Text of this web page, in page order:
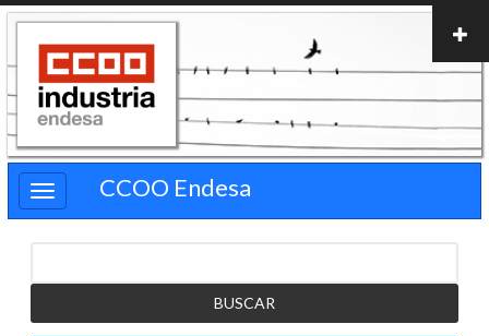
Pasar
contenido
principal
CCOO Endesa